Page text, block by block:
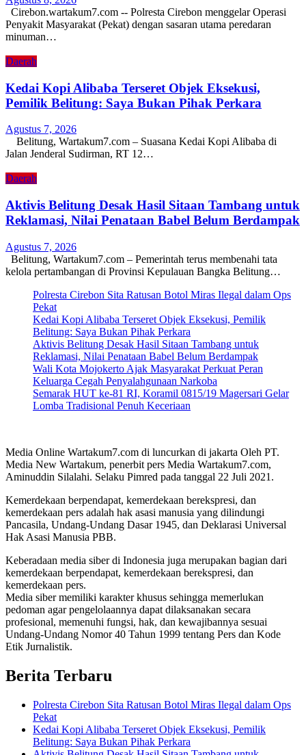
Cirebon.wartakum7.com -- Polresta Cirebon menggelar Operasi
Penyakit Masyarakat (Pekat) dengan sasaran utama peredaran
minuman…
Daerah
Kedai Kopi Alibaba Terseret Objek Eksekusi,
Pemilik Belitung: Saya Bukan Pihak Perkara
Agustus 7, 2026
Belitung, Wartakum7.com – Suasana Kedai Kopi Alibaba di
Jalan Jenderal Sudirman, RT 12…
Daerah
Aktivis Belitung Desak Hasil Sitaan Tambang untuk
Reklamasi, Nilai Penataan Babel Belum Berdampak
Agustus 7, 2026
Belitung, Wartakum7.com – Pemerintah terus membenahi tata
kelola pertambangan di Provinsi Kepulauan Bangka Belitung…
Polresta Cirebon Sita Ratusan Botol Miras Ilegal dalam Ops
Pekat
Kedai Kopi Alibaba Terseret Objek Eksekusi, Pemilik
Belitung: Saya Bukan Pihak Perkara
Aktivis Belitung Desak Hasil Sitaan Tambang untuk
Reklamasi, Nilai Penataan Babel Belum Berdampak
Wali Kota Mojokerto Ajak Masyarakat Perkuat Peran
Keluarga Cegah Penyalahgunaan Narkoba
Semarak HUT ke-81 RI, Koramil 0815/19 Magersari Gelar
Lomba Tradisional Penuh Keceriaan
Media Online Wartakum7.com di luncurkan di jakarta Oleh PT.
Media New Wartakum, penerbit pers Media Wartakum7.com,
Aminuddin Silalahi. Selaku Pimred pada tanggal 22 Juli 2021.
Kemerdekaan berpendapat, kemerdekaan berekspresi, dan
kemerdekaan pers adalah hak asasi manusia yang dilindungi
Pancasila, Undang-Undang Dasar 1945, dan Deklarasi Universal
Hak Asasi Manusia PBB.
Keberadaan media siber di Indonesia juga merupakan bagian dari
kemerdekaan berpendapat, kemerdekaan berekspresi, dan
kemerdekaan pers.
Media siber memiliki karakter khusus sehingga memerlukan
pedoman agar pengelolaannya dapat dilaksanakan secara
profesional, memenuhi fungsi, hak, dan kewajibannya sesuai
Undang-Undang Nomor 40 Tahun 1999 tentang Pers dan Kode
Etik Jurnalistik.
Berita Terbaru
Polresta Cirebon Sita Ratusan Botol Miras Ilegal dalam Ops
Pekat
Kedai Kopi Alibaba Terseret Objek Eksekusi, Pemilik
Belitung: Saya Bukan Pihak Perkara